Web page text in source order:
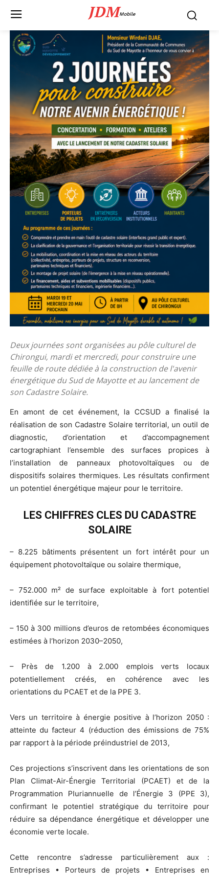
JDMMobile
Deux journées sont organisées au pôle culturel de
Chirongui, mardi et mercredi, pour construire une
feuille de route dédiée à la construction de l'avenir
énergétique du Sud de Mayotte et au lancement de
son Cadastre Solaire.
En amont de cet événement, la CCSUD a finalisé la
réalisation de son Cadastre Solaire territorial, un outil de
diagnostic, d’orientation et d’accompagnement
cartographiant l’ensemble des surfaces propices à
l’installation de panneaux photovoltaïques ou de
dispositifs solaires thermiques. Les résultats confirment
un potentiel énergétique majeur pour le territoire.
LES CHIFFRES CLES DU CADASTRE
SOLAIRE
– 8.225 bâtiments présentent un fort intérêt pour un
équipement photovoltaïque ou solaire thermique,
– 752.000 m² de surface exploitable à fort potentiel
identifiée sur le territoire,
– 150 à 300 millions d’euros de retombées économiques
estimées à l’horizon 2030–2050,
– Près de 1.200 à 2.000 emplois verts locaux
potentiellement créés, en cohérence avec les
orientations du PCAET et de la PPE 3.
Vers un territoire à énergie positive à l’horizon 2050 :
atteinte du facteur 4 (réduction des émissions de 75%
par rapport à la période préindustriel de 2013,
Ces projections s’inscrivent dans les orientations de son
Plan Climat-Air-Énergie Territorial (PCAET) et de la
Programmation Pluriannuelle de l’Énergie 3 (PPE 3),
confirmant le potentiel stratégique du territoire pour
réduire sa dépendance énergétique et développer une
économie verte locale.
Cette rencontre s’adresse particulièrement aux :
Entreprises • Porteurs de projets • Entreprises en